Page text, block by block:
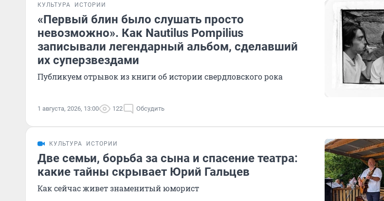
КУЛЬТУРА ИСТОРИИ
«Первый блин было слушать просто
невозможно». Как Nautilus Pompilius
записывали легендарный альбом, сделавший
их суперзвездами
Публикуем отрывок из книги об истории свердловского рока
1 августа, 2026, 13:00 122 Обсудить
КУЛЬТУРА ИСТОРИИ
Две семьи, борьба за сына и спасение театра:
какие тайны скрывает Юрий Гальцев
Как сейчас живет знаменитый юморист